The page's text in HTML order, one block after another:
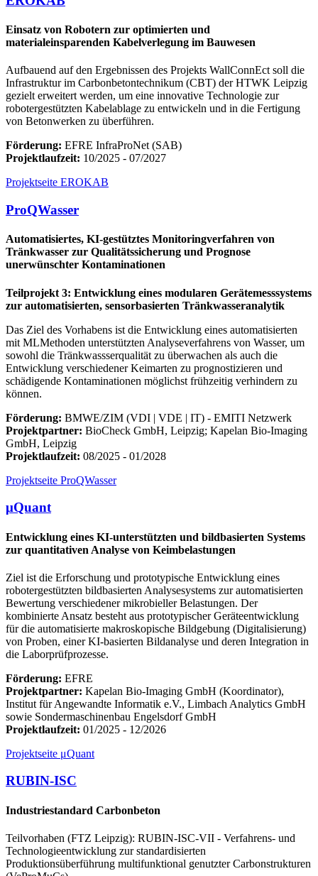
Einsatz von Robotern zur optimierten und
materialeinsparenden Kabelverlegung im Bauwesen
Aufbauend auf den Ergebnissen des Projekts WallConnEct soll die
Infrastruktur im Carbonbetontechnikum (CBT) der HTWK Leipzig
gezielt erweitert werden, um eine innovative Technologie zur
robotergestützten Kabelablage zu entwickeln und in die Fertigung
von Betonwerken zu überführen.
Förderung: EFRE InfraProNet (SAB)
Projektlaufzeit: 10/2025 - 07/2027
Projektseite EROKAB
ProQWasser
Automatisiertes, KI-gestütztes Monitoringverfahren von
Tränkwasser zur Qualitätssicherung und Prognose
unerwünschter Kontaminationen
Teilprojekt 3: Entwicklung eines modularen Gerätemesssystems
zur automatisierten, sensorbasierten Tränkwasseranalytik
Das Ziel des Vorhabens ist die Entwicklung eines automatisierten
mit MLMethoden unterstützten Analyseverfahrens von Wasser, um
sowohl die Tränkwassserqualität zu überwachen als auch die
Entwicklung verschiedener Keimarten zu prognostizieren und
schädigende Kontaminationen möglichst frühzeitig verhindern zu
können.
Förderung: BMWE/ZIM (VDI | VDE | IT) - EMITI Netzwerk
Projektpartner: BioCheck GmbH, Leipzig; Kapelan Bio-Imaging
GmbH, Leipzig
Projektlaufzeit: 08/2025 - 01/2028
Projektseite ProQWasser
μQuant
Entwicklung eines KI-unterstützten und bildbasierten Systems
zur quantitativen Analyse von Keimbelastungen
Ziel ist die Erforschung und prototypische Entwicklung eines
robotergestützten bildbasierten Analysesystems zur automatisierten
Bewertung verschiedener mikrobieller Belastungen. Der
kombinierte Ansatz besteht aus prototypischer Geräteentwicklung
für die automatisierte makroskopische Bildgebung (Digitalisierung)
von Proben, einer KI-basierten Bildanalyse und deren Integration in
die Laborprüfprozesse.
Förderung: EFRE
Projektpartner: Kapelan Bio-Imaging GmbH (Koordinator),
Institut für Angewandte Informatik e.V., Limbach Analytics GmbH
sowie Sondermaschinenbau Engelsdorf GmbH
Projektlaufzeit: 01/2025 - 12/2026
Projektseite μQuant
RUBIN-ISC
Industriestandard Carbonbeton
Teilvorhaben (FTZ Leipzig): RUBIN-ISC-VII - Verfahrens- und
Technologieentwicklung zur standardisierten
Produktionsüberführung multifunktional genutzter Carbonstrukturen